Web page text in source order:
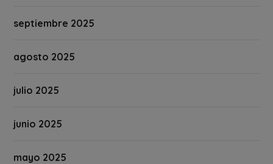
septiembre 2025
agosto 2025
julio 2025
junio 2025
mayo 2025